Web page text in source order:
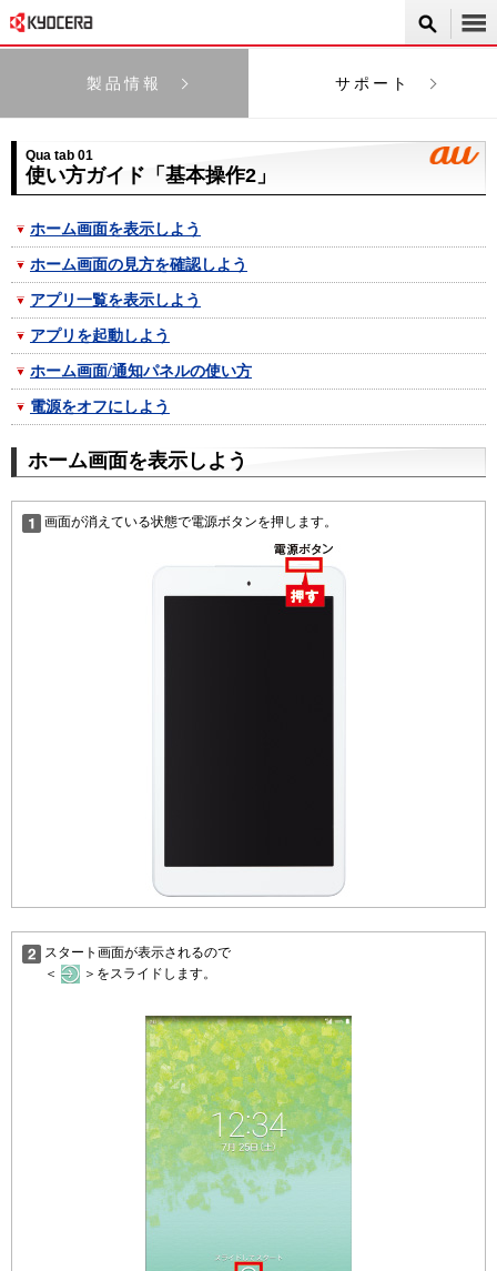
製品情報 サポート
Qua tab 01
使い方ガイド「基本操作2」
ホーム画面を表示しよう
ホーム画面の見方を確認しよう
アプリ一覧を表示しよう
アプリを起動しよう
ホーム画面/通知パネルの使い方
電源をオフにしよう
ホーム画面を表示しよう
画面が消えている状態で電源ボタンを押します。
スタート画面が表示されるので
＜
＞をスライドします。